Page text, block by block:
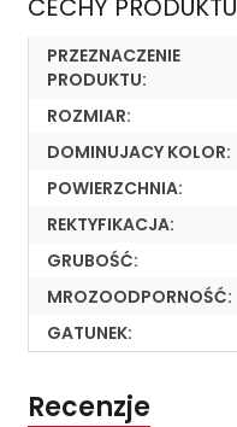
CECHY PRODUKTU
PRZEZNACZENIE
PRODUKTU:
ROZMIAR:
DOMINUJACY KOLOR:
POWIERZCHNIA:
REKTYFIKACJA:
GRUBOŚĆ:
MROZOODPORNOŚĆ:
GATUNEK:
Recenzje